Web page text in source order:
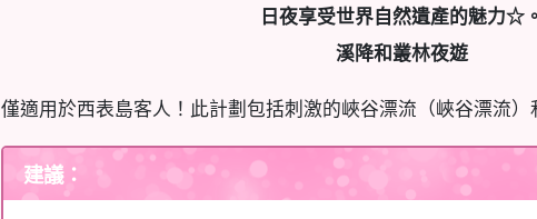
日夜享受世界自然遺產的魅力☆。
溪降和叢林夜遊
僅適用於西表島客人！此計劃包括刺激的峽谷漂流（峽谷漂流）
建議：